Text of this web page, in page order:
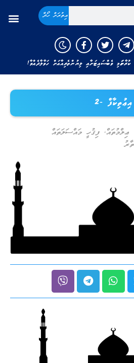
އިތުރަށް ހޯދާ
މި ވެބްސައިޓަށާއި ލިޔުންތެރިއާއަށް ހަވާލާދެއްވާ!
އިޢުތިކާފް -2
ޢިލްމުތައް, ފިޤުހީ މައްސަލަތައް